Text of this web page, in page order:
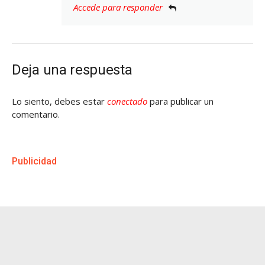
Accede para responder
Deja una respuesta
Lo siento, debes estar conectado para publicar un
comentario.
Publicidad